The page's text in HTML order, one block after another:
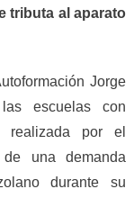
tributa al aparato
Jorge
escuelas con
realizada por el
de una demanda
durante su